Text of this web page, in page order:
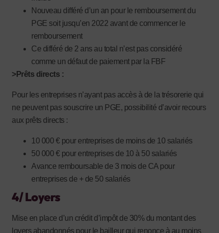
Nouveau différé d’un an pour le remboursement du
PGE soit jusqu’en 2022 avant de commencer le
remboursement
Ce différé de 2 ans au total n’est pas considéré
comme un défaut de paiement par la FBF
>Prêts directs :
Pour les entreprises n’ayant pas accès à de la trésorerie qui
ne peuvent pas souscrire un PGE, possibilité d’avoir recours
aux prêts directs :
10 000 € pour entreprises de moins de 10 salariés
50 000 € pour entreprises de 10 à 50 salariés
Avance remboursable de 3 mois de CA pour
entreprises de + de 50 salariés
4/ Loyers
Mise en place d’un crédit d’impôt de 30% du montant des
loyers abandonnés pour le bailleur qui renonce à au moins